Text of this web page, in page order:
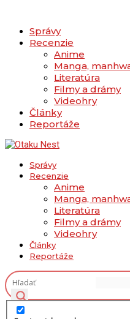
Správy
Recenzie
Anime
Manga,
Literatúra
Filmy a drámy
Videohry
Články
Reportáže
Správy
Recenzie
Anime
Manga,
Literatúra
Filmy a drámy
Videohry
Články
Reportáže